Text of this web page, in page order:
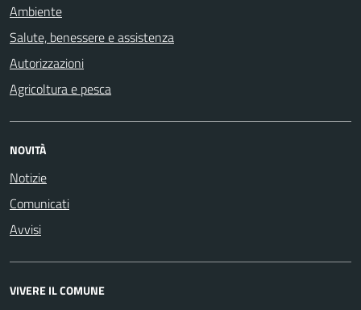
Ambiente
Salute, benessere e assistenza
Autorizzazioni
Agricoltura e pesca
NOVITÀ
Notizie
Comunicati
Avvisi
VIVERE IL COMUNE